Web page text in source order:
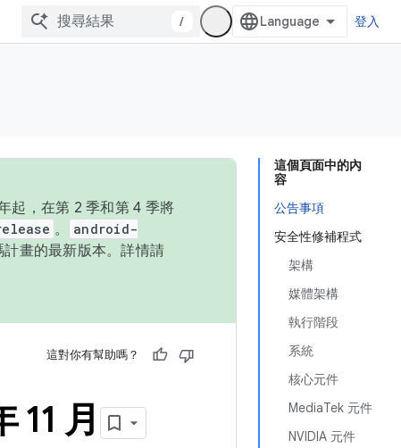
/ 登入
這個頁面中的內
容
公告事項
安全性修補程式
架構
媒體架構
執行階段
系統
核心元件
MediaTek 元件
NVIDIA 元件
起，在第 2 季和第 4 季將
。
android-
畫的最新版本。詳情請
這對你有幫助嗎？
11 月